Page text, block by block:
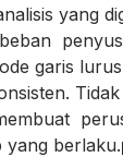
yang
garis lurus
berlaku.